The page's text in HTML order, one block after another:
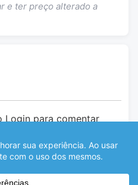
e ter preço alterado a
Login para comentar